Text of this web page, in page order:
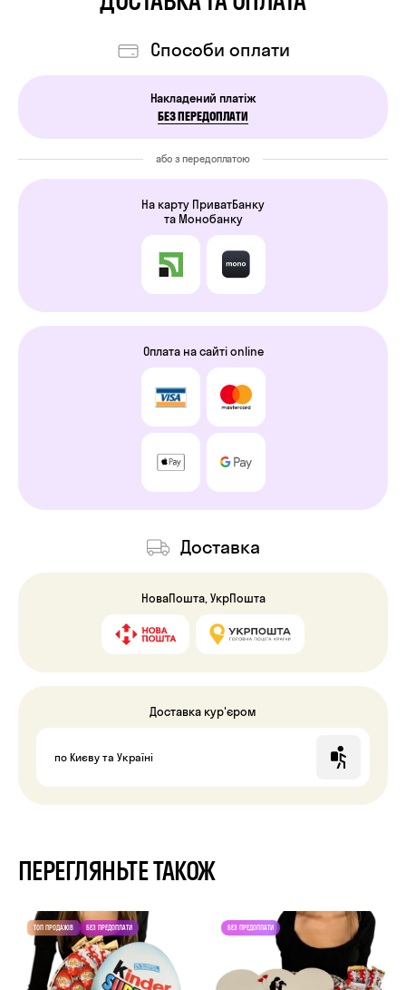
Cпособи оплати
Накладений платіж
БЕЗ ПЕРЕДОПЛАТИ
або з передоплатою
На карту ПриватБанку
та Монобанку
Оплата на сайті online
Доставка
НоваПошта, УкрПошта
Доставка кур'єром
по Києву та Україні
ПЕРЕГЛЯНЬТЕ ТАКОЖ